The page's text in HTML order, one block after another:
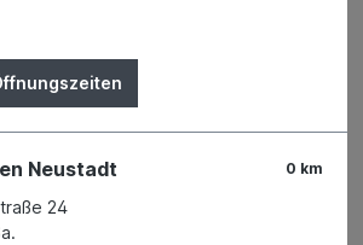
A.S. Création Tapeten AG
Geschäftsbereich Fachhandel und
51645 Gummersbach
+49 2261 542 - 0
0 km
Neustadt
24